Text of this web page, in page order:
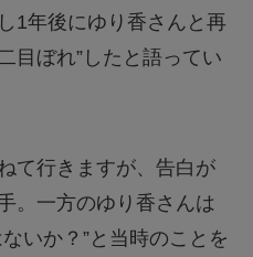
1年後にゆり香さんと再
目ぼれ”したと語ってい
て行きますが、告白が
。一方のゆり香さんは
いか？”と当時のことを